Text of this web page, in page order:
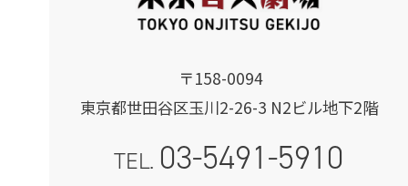
〒158-0094
東京都世田谷区玉川2-26-3 N2ビル地下2階
TEL. 03-5491-5910